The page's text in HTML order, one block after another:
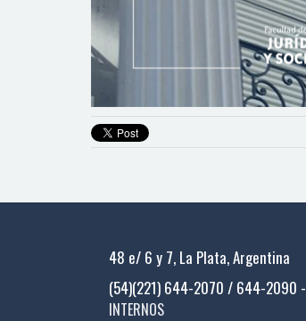
48 e/ 6 y 7, La Plata, Argentina
(54)(221) 644-2070 / 644-2090 -
INTERNOS